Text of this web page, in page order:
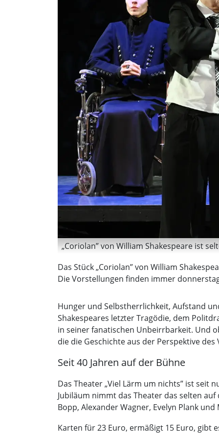
„Coriolan” von William Shakespeare ist
Das Stück „Coriolan” von William
Die Vorstellungen finden immer
Hunger und Selbstherrlichkeit, Aufstand
Shakespeares letzter Tragödie, dem
in seiner fanatischen Unbeirrbarkeit. Und
die die Geschichte aus der Perspektive
Seit 40 Jahren auf der Bühne
Das Theater „Viel Lärm um nichts” ist seit
Jubiläum nimmt das Theater das selten
Bopp, Alexander Wagner, Evelyn Plank
Karten für 23 Euro, ermäßigt 15 Euro, gibt